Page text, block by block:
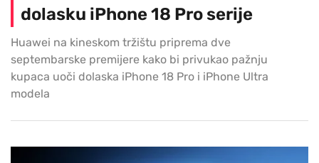
dolasku iPhone 18 Pro serije
Huawei na kineskom tržištu priprema dve
septembarske premijere kako bi privukao pažnju
kupaca uoči dolaska iPhone 18 Pro i iPhone Ultra
modela